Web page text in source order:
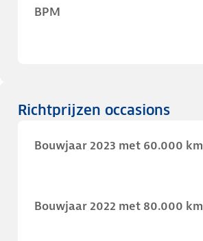
BPM
Richtprijzen occasions
Bouwjaar 2023 met 60.000 km
Bouwjaar 2022 met 80.000 km